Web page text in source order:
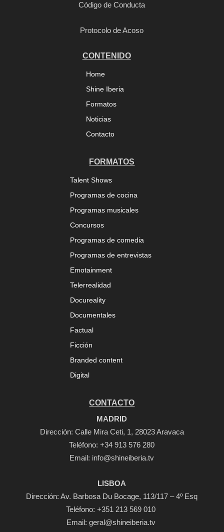
Código de Conducta
Protocolo de Acoso
CONTENIDO
Home
Shine Iberia
Formatos
Noticias
Contacto
FORMATOS
Talent Shows
Programas de cocina
Programas musicales
Concursos
Programas de comedia
Programas de entrevistas
Emotainment
Telerrealidad
Docureality
Documentales
Factual
Ficción
Branded content
Digital
CONTACTO
MADRID
Dirección: Calle Mira Ceti, 1, 28023 Aravaca
Teléfono:+34 913 576 280
Email: info@shineiberia.tv
LISBOA
Dirección: Av. Barbosa Du Bocage, 113/117 – 4º Esq
Teléfono: +351 213 569 010
Email: geral@shineiberia.tv